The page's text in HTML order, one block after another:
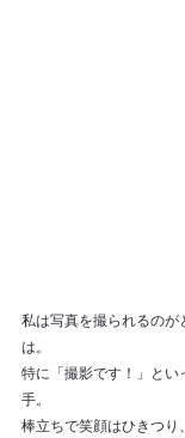
私は写真を撮られるの
は。
特に「撮影です！」と
手。
棒立ちで笑顔はひきつり